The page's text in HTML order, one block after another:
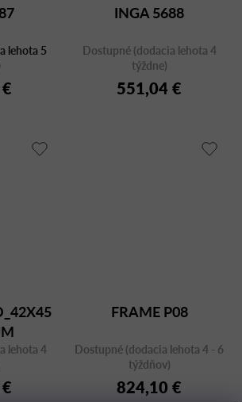
lehota 5
INGA 5688
Dostupné (dodacia lehota 4
týždne)
551,04 €
lehota 4
FRAME P08
Dostupné (dodacia lehota 4 - 6
týždňov)
824,10 €